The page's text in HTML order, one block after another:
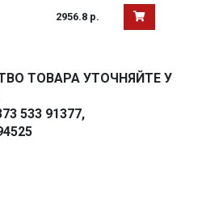
2956.8 р.
ТОВАРА УТОЧНЯЙТЕ У
533 91377,